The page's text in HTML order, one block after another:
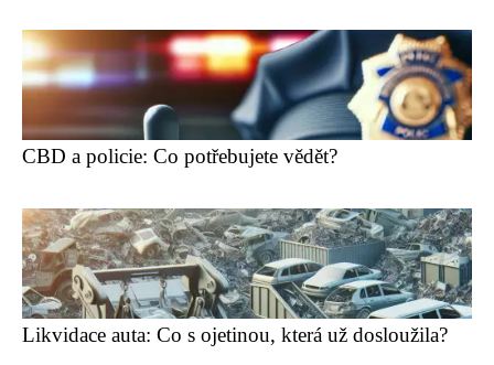
CBD a policie: Co potřebujete vědět?
Likvidace auta: Co s ojetinou, která už dosloužila?